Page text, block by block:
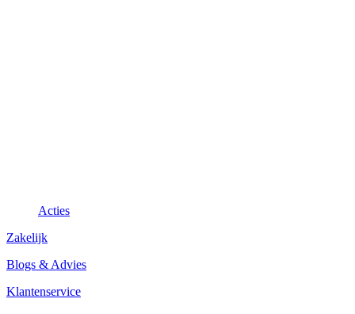
Acties
Zakelijk
Blogs & Advies
Klantenservice